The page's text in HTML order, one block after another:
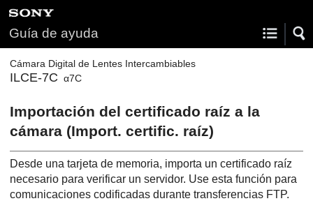
Guía de ayuda
Cámara Digital de Lentes Intercambiables
ILCE-7C α7C
Importación del certificado raíz a la
cámara (Import. certific. raíz)
Desde una tarjeta de memoria, importa un certificado raíz
necesario para verificar un servidor. Use esta función para
comunicaciones codificadas durante transferencias FTP.